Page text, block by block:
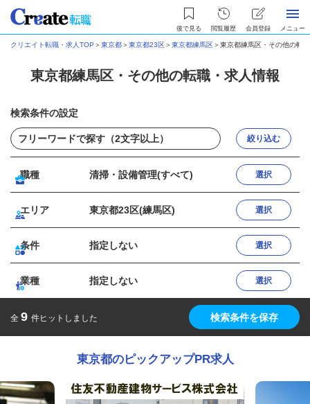
後で見る 閲覧履歴 会員登録 メニュー
クリエイト転職・求人TOP ＞東京都＞東京都23区＞東京都練馬区＞東京都練馬区・その他の転
東京都練馬区・その他の転職・求人情報
検索条件の設定
絞り込む
職種 清掃・設備管理(すべて) 選択
エリア 東京都23区(練馬区) 選択
条件 指定しない 選択
業種 指定しない 選択
全 9 件ヒットしました 検索条件を保存
東京都のピックアップPR求人